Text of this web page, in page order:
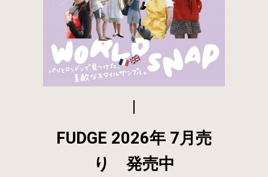
FUDGE 2026年 7月売
り 発売中